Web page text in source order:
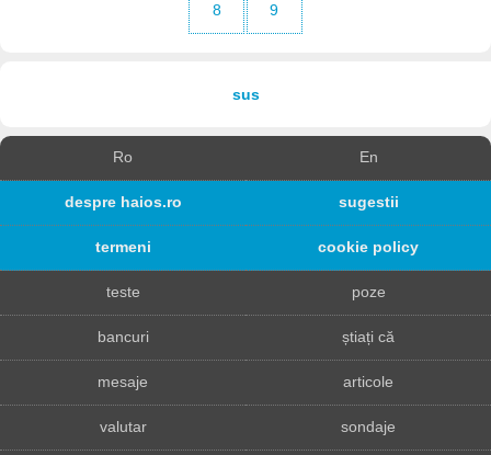
8 9
sus
Ro En
despre haios.ro sugestii
termeni cookie policy
teste poze
bancuri știați că
mesaje articole
valutar sondaje